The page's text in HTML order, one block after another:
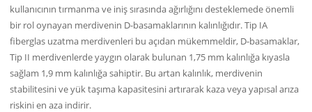
kullanıcının tırmanma ve iniş sırasında ağırlığını desteklemede önemli
bir rol oynayan merdivenin D-basamaklarının kalınlığıdır. Tip IA
fiberglas uzatma merdivenleri bu açıdan mükemmeldir, D-basamaklar,
Tip II merdivenlerde yaygın olarak bulunan 1,75 mm kalınlığa kıyasla
sağlam 1,9 mm kalınlığa sahiptir. Bu artan kalınlık, merdivenin
stabilitesini ve yük taşıma kapasitesini artırarak kaza veya yapısal arıza
riskini en aza indirir.